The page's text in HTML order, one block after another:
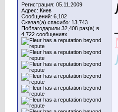
Регистрация: 05.11.2009
Адрес: Киев
Сообщений: 6,102
Сказал(а) спасибо: 13,743
Поблагодарили 32,408 раз(а) в
4,722 сообщениях